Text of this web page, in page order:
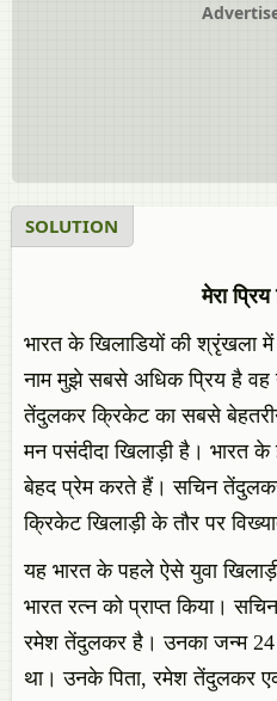
SOLUTION
मेरा
भारत के खिलाडियों की श्रृंखला
नाम मुझे सबसे अधिक प्रिय है
तेंदुलकर क्रिकेट का सबसे
मन पसंदीदा खिलाड़ी है। भारत
बेहद प्रेम करते हैं। सचिन
क्रिकेट खिलाड़ी के तौर पर
यह भारत के पहले ऐसे युवा
भारत रत्न को प्राप्त किया।
रमेश तेंदुलकर है। उनका जन्म
था। उनके पिता, रमेश तेंदुलकर